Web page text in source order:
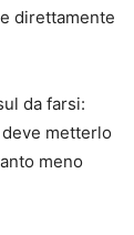
direttamente
da farsi:
deve metterlo
meno